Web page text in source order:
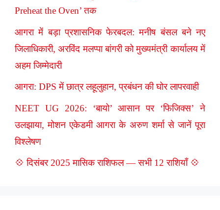
Preheat the Oven’ तक
आगरा में बड़ा प्रशासनिक फेरबदल: मनीष बंसल बने नए
जिलाधिकारी, अरविंद मलप्पा बांगरी को मुख्यमंत्री कार्यालय में
अहम जिम्मेदारी
आगरा: DPS में छात्र लहूलुहान, प्रबंधन की घोर लापरवाही
NEET UG 2026: ‘बायो’ आसान पर ‘फिजिक्स’ ने
उलझाया, मोशन एकेडमी आगरा के अरुण शर्मा से जानें पूरा
विश्लेषण
💠 दिसंबर 2025 मासिक राशिफल — सभी 12 राशियाँ 💠